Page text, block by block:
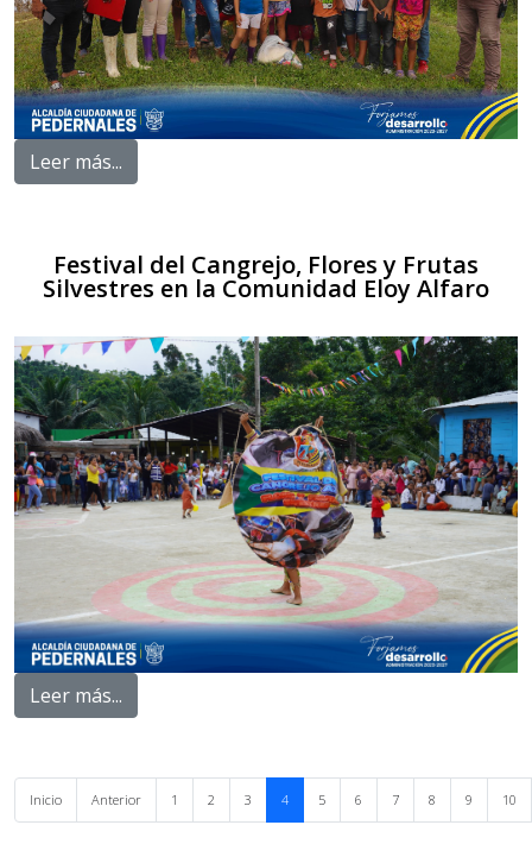
Leer más...
Festival del Cangrejo, Flores y Frutas
Silvestres en la Comunidad Eloy Alfaro
Leer más...
Inicio Anterior 1 2 3 4 5 6 7 8 9 10